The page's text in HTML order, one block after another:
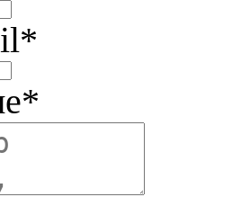
*
*